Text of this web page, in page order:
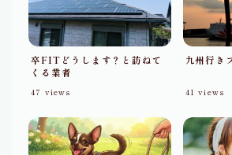
卒FITどうします？と訪ねて
くる業者
47 views
九州行き
41 views